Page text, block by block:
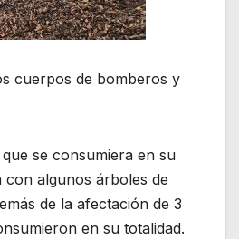
cuerpos de bomberos y
se consumiera en su
con algunos árboles de
de la afectación de 3
en su totalidad.